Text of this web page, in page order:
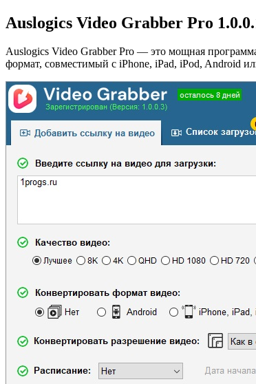
Auslogics Video Grabber Pro
Auslogics Video Grabber Pro — это мощная
формат, совместимый с iPhone, iPad, iPod, Android